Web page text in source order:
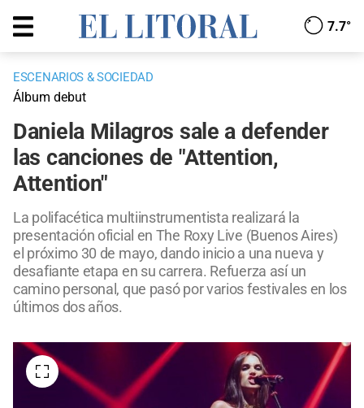
7.7°
ESCENARIOS & SOCIEDAD
Álbum debut
Daniela Milagros sale a defender
las canciones de "Attention,
Attention"
La polifacética multiinstrumentista realizará la
presentación oficial en The Roxy Live (Buenos Aires)
el próximo 30 de mayo, dando inicio a una nueva y
desafiante etapa en su carrera. Refuerza así un
camino personal, que pasó por varios festivales en los
últimos dos años.